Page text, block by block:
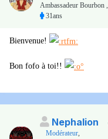
Ambassadeur Bourbon ,
31ans
Bienvenue!
Bon fofo à toi!!
Nephalion
Modérateur,